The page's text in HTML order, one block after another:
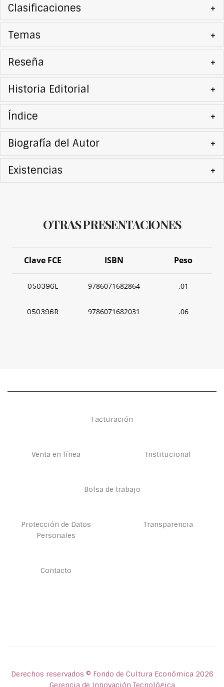
Clasificaciones +
Temas +
Reseña +
Historia Editorial +
Índice +
Biografía del Autor +
Existencias +
OTRAS PRESENTACIONES
Clave FCE ISBN Peso
050396L 9786071682864 .01
050396R 9786071682031 .06
Facturación
Venta en línea Institucional
Bolsa de trabajo
Protección de Datos
Personales
Transparencia
Contacto
Derechos reservados © Fondo de Cultura Económica 2026
Gerencia de Innovación Tecnológica